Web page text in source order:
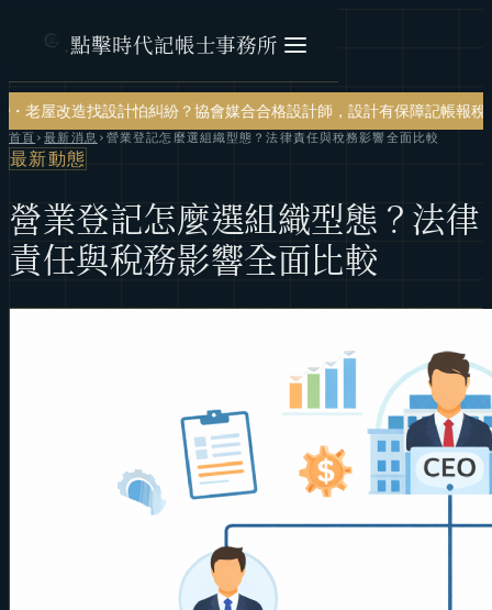
點擊時代記帳士事務所
糾紛？協會媒合合格設計師，設計有保障記帳報稅・節稅規劃・帳務健
首頁 ›最新消息 › 營業登記怎麼選組織型態？法律責任與稅務影響全面比較
最新動態
營業登記怎麼選組織型態？法律
責任與稅務影響全面比較